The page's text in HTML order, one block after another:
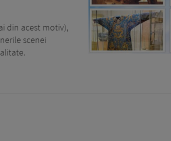
din acest motiv),
scenei